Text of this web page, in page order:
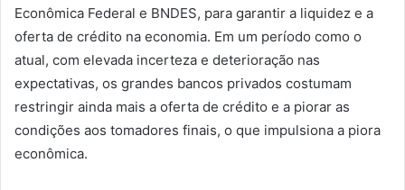
Econômica Federal e BNDES, para garantir a liquidez e a
oferta de crédito na economia. Em um período como o
atual, com elevada incerteza e deterioração nas
expectativas, os grandes bancos privados costumam
restringir ainda mais a oferta de crédito e a piorar as
condições aos tomadores finais, o que impulsiona a piora
econômica.